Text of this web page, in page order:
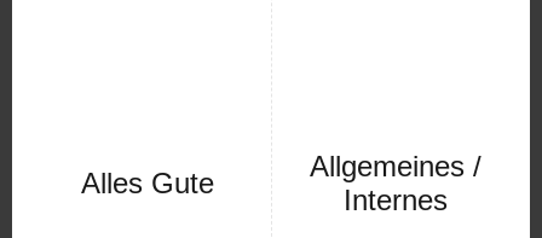
Alles Gute
Allgemeines /
Internes